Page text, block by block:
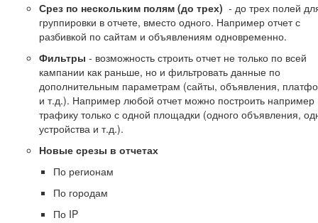
Срез по нескольким полям (до трех) - до трех полей
группировки в отчете, вместо одного. Например отчет с
разбивкой по сайтам и объявлениям одновременно.
Фильтры - возможность строить отчет не только по всей
кампании как раньше, но и фильтровать данные по
дополнительным параметрам (сайты, объявления,
и т.д.). Например любой отчет можно построить например
трафику только с одной площадки (одного объявления,
устройства и т.д.).
Новые срезы в отчетах
По регионам
По городам
По IP